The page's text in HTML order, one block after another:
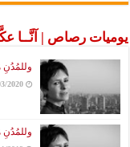
يوميات رصاص | آنَّــا
وللمُدُنِ
2020
وللمُدُنِ